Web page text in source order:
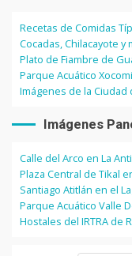
Recetas de Comidas
Cocadas, Chilacayote
Plato de Fiambre de
Parque Acuático
Imágenes de la Ciudad
Imágenes
Calle del Arco en La
Plaza Central de Tikal
Santiago Atitlán en el
Parque Acuático Valle
Hostales del IRTRA de